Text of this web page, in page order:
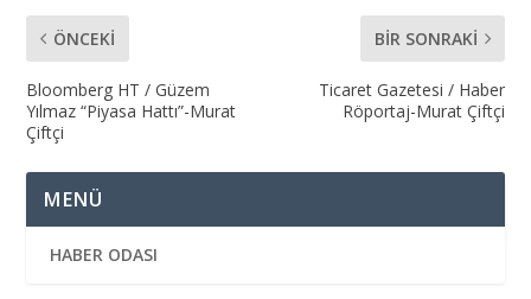
ÖNCEKI
Bloomberg HT / Güzem
Yılmaz “Piyasa Hattı”-Murat
Çiftçi
BIR SONRAKI
Ticaret Gazetesi / Haber
Röportaj-Murat Çiftçi
MENÜ
HABER ODASI